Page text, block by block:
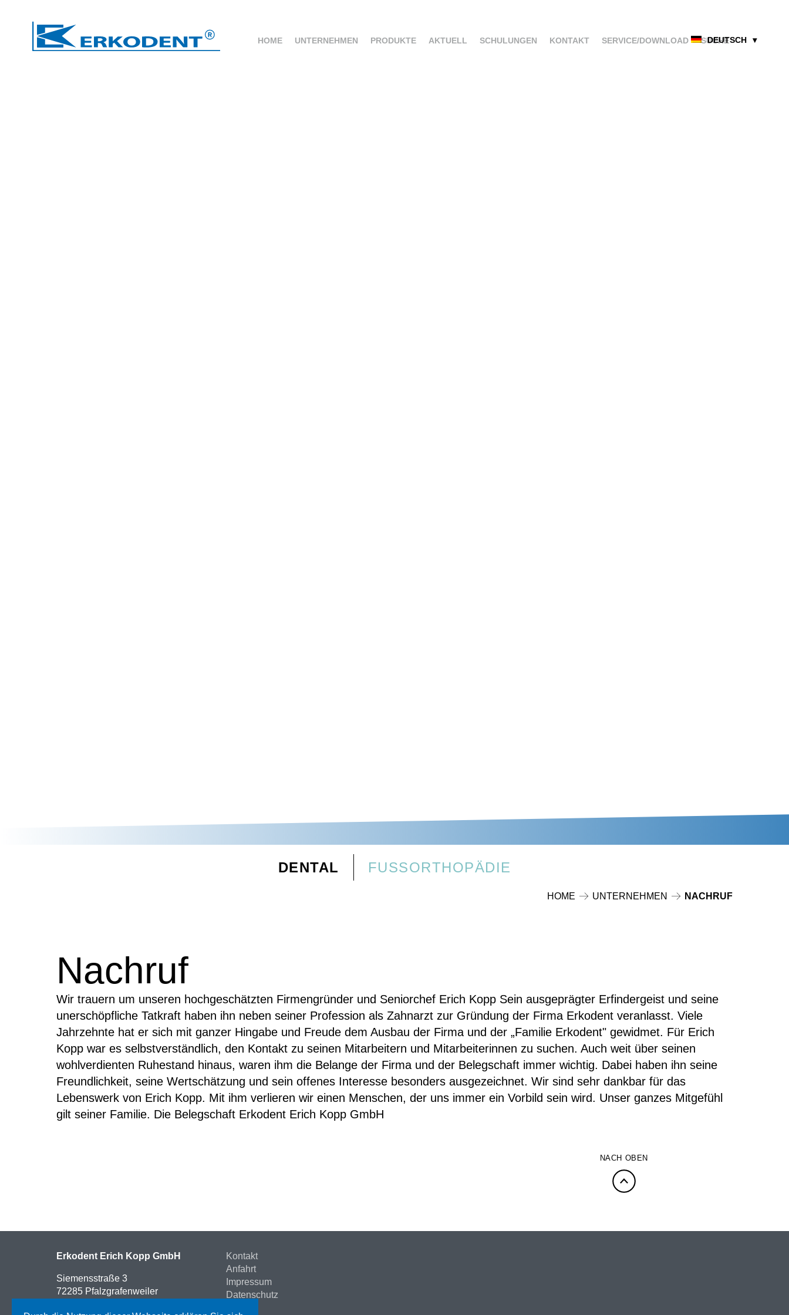
HOME UNTERNEHMEN PRODUKTE AKTUELL SCHULUNGEN KONTAKT SERVICE/DOWNLOAD SUCHE
DEUTSCH
DENTAL FUSSORTHOPÄDIE
HOME UNTERNEHMEN NACHRUF
Nachruf
Wir trauern um unseren hochgeschätzten Firmengründer und Seniorchef Erich Kopp Sein ausgeprägter Erfindergeist und seine
unerschöpfliche Tatkraft haben ihn neben seiner Profession als Zahnarzt zur Gründung der Firma Erkodent veranlasst. Viele
Jahrzehnte hat er sich mit ganzer Hingabe und Freude dem Ausbau der Firma und der „Familie Erkodent" gewidmet. Für Erich
Kopp war es selbstverständlich, den Kontakt zu seinen Mitarbeitern und Mitarbeiterinnen zu suchen. Auch weit über seinen
wohlverdienten Ruhestand hinaus, waren ihm die Belange der Firma und der Belegschaft immer wichtig. Dabei haben ihn seine
Freundlichkeit, seine Wertschätzung und sein offenes Interesse besonders ausgezeichnet. Wir sind sehr dankbar für das
Lebenswerk von Erich Kopp. Mit ihm verlieren wir einen Menschen, der uns immer ein Vorbild sein wird. Unser ganzes Mitgefühl
gilt seiner Familie. Die Belegschaft Erkodent Erich Kopp GmbH
NACH OBEN
Erkodent Erich Kopp GmbH
Siemensstraße 3
72285 Pfalzgrafenweiler
Kontakt
Anfahrt
Impressum
Datenschutz